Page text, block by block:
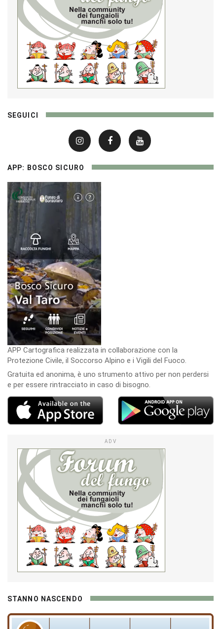
SEGUICI
APP: BOSCO SICURO
APP Cartografica realizzata in collaborazione con la
Protezione Civile, il Soccorso Alpino e i Vigili del Fuoco.
Gratuita ed anonima, è uno strumento attivo per non perdersi
e per essere rintracciato in caso di bisogno.
ADV
STANNO NASCENDO